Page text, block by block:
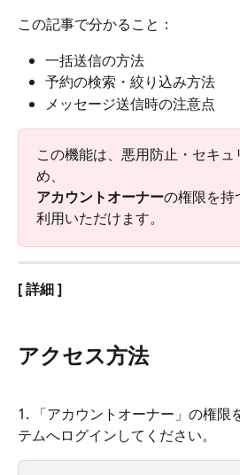
この記事で分かること：
一括送信の方法
予約の検索・絞り込み方法
メッセージ送信時の注意点
この機能は、悪用防止・セキュ
め、
アカウントオーナーの権限を持
利用いただけます。
[ 詳細 ]
アクセス方法
1. 「アカウントオーナー」の権限
テムへログインしてください。